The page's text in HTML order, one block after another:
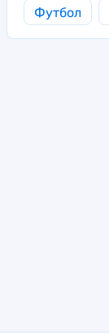
Футбол